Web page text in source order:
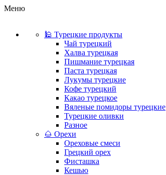
Меню
🕌 Турецкие продукты
Чай турецкий
Халва турецкая
Пишмание турецкая
Паста турецкая
Лукумы турецкие
Кофе турецкий
Какао турецкое
Вяленые помидоры турецкие
Турецкие оливки
Разное
🌰 Орехи
Ореховые смеси
Грецкий орех
Фисташка
Кешью